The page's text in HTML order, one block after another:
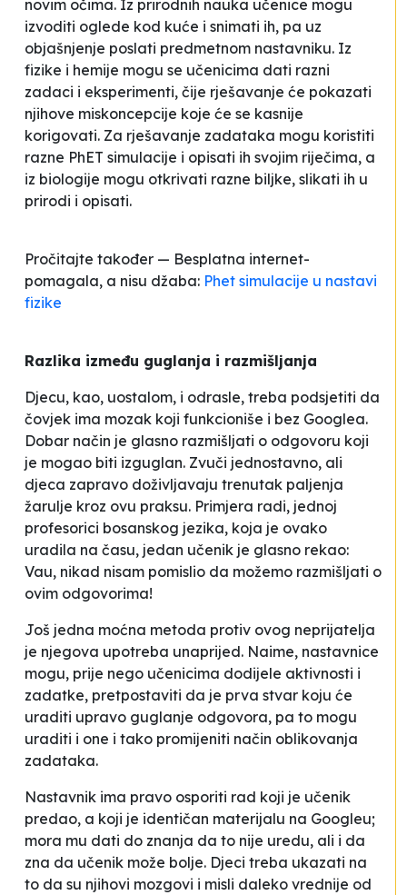
novim očima. Iz prirodnih nauka učenice mogu
izvoditi oglede kod kuće i snimati ih, pa uz
objašnjenje poslati predmetnom nastavniku. Iz
fizike i hemije mogu se učenicima dati razni
zadaci i eksperimenti, čije rješavanje će pokazati
njihove miskoncepcije koje će se kasnije
korigovati. Za rješavanje zadataka mogu koristiti
razne PhET simulacije i opisati ih svojim riječima, a
iz biologije mogu otkrivati razne biljke, slikati ih u
prirodi i opisati.
Pročitajte također — Besplatna internet-
pomagala, a nisu džaba: Phet simulacije u nastavi
fizike
Razlika između guglanja i razmišljanja
Djecu, kao, uostalom, i odrasle, treba podsjetiti da
čovjek ima mozak koji funkcioniše i bez Googlea.
Dobar način je glasno razmišljati o odgovoru koji
je mogao biti izguglan. Zvuči jednostavno, ali
djeca zapravo doživljavaju trenutak paljenja
žarulje kroz ovu praksu. Primjera radi, jednoj
profesorici bosanskog jezika, koja je ovako
uradila na času, jedan učenik je glasno rekao:
Vau, nikad nisam pomislio da možemo razmišljati o
ovim odgovorima!
Još jedna moćna metoda protiv ovog neprijatelja
je njegova upotreba unaprijed. Naime, nastavnice
mogu, prije nego učenicima dodijele aktivnosti i
zadatke, pretpostaviti da je prva stvar koju će
uraditi upravo guglanje odgovora, pa to mogu
uraditi i one i tako promijeniti način oblikovanja
zadataka.
Nastavnik ima pravo osporiti rad koji je učenik
predao, a koji je identičan materijalu na Googleu;
mora mu dati do znanja da to nije uredu, ali i da
zna da učenik može bolje. Djeci treba ukazati na
to da su njihovi mozgovi i misli daleko vrednije od